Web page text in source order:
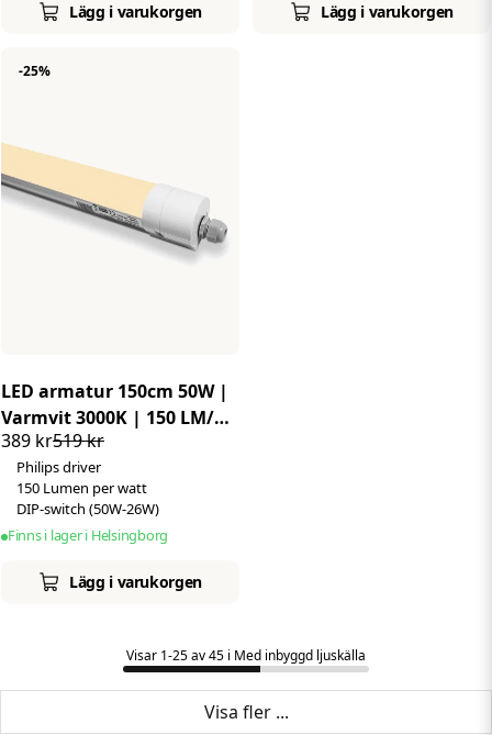
Lägg i varukorgen Lägg i varukorgen
LED armatur 150cm 50W |
Varmvit 3000K | 150 LM/W
| IP65 | Philips driver
519 kr
389 kr
Philips driver
150 Lumen per watt
DIP-switch (50W-26W)
Finns i lager i Helsingborg
Lägg i varukorgen
-25%
Visar 1-25 av 45 i Med inbyggd ljuskälla
Visa fler ...